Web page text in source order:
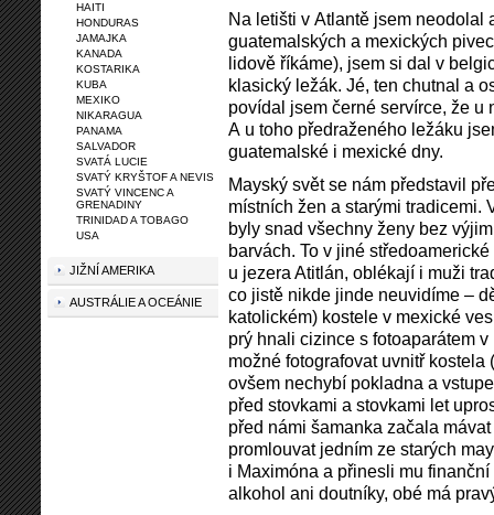
Na letišti v Atlantě jsem neodolal
guatemalských a mexických
lidově říkáme), jsem si dal v
klasický ležák. Jé, ten chutnal a
povídal jsem černé servírce, že u
A u toho předraženého ležáku
guatemalské i mexické dny.
Mayský svět se nám představil
místních žen a starými tradicemi.
byly snad všechny ženy bez
barvách. To v jiné
u jezera Atitlán, oblékají i muži
co jistě nikde jinde neuvidíme –
katolickém) kostele v mexické
prý hnali cizince s fotoaparátem
možné fotografovat uvnitř
ovšem nechybí pokladna a
před stovkami a stovkami let
před námi šamanka začala
promlouvat jedním ze starých
i Maximóna a přinesli mu
alkohol ani doutníky, obé má
HAITI
HONDURAS
JAMAJKA
KANADA
KOSTARIKA
KUBA
MEXIKO
NIKARAGUA
PANAMA
SALVADOR
SVATÁ LUCIE
SVATÝ KRYŠTOF A NEVIS
SVATÝ VINCENC A
GRENADINY
TRINIDAD A TOBAGO
USA
JIŽNÍ AMERIKA
AUSTRÁLIE A OCEÁNIE